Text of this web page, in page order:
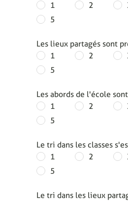
1
2
5
Les lieux partagés sont
1
2
5
Les abords de l'école
1
2
5
Le tri dans les classes
1
2
5
Le tri dans les lieux